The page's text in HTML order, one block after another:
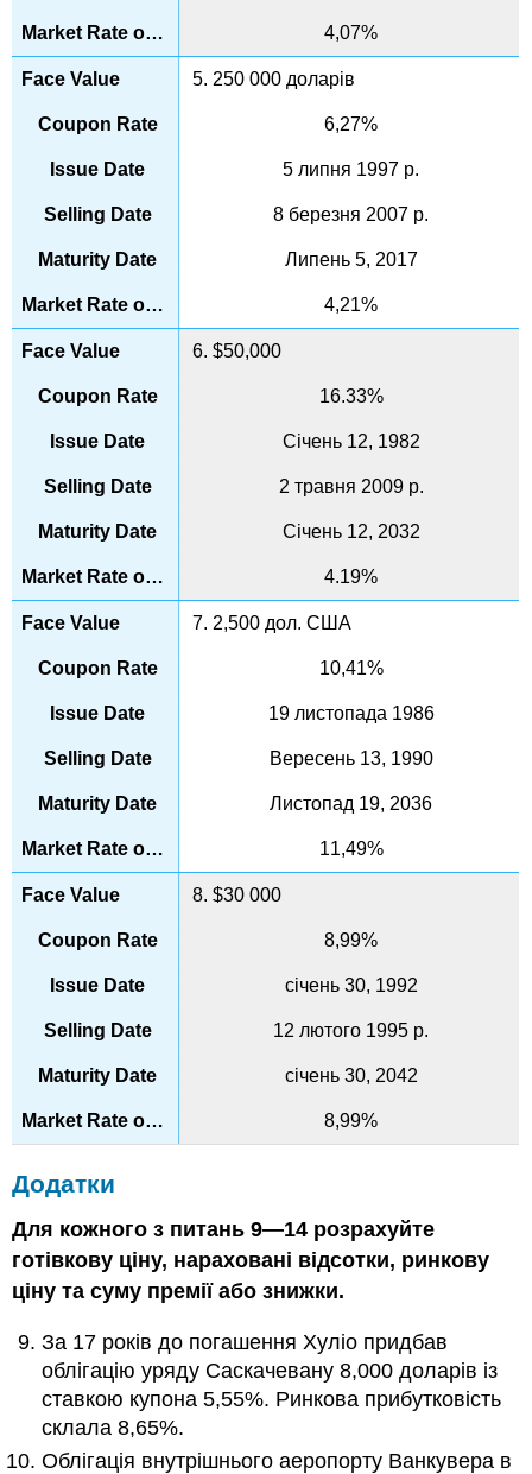
4,07%
5. 250 000 доларів
6,27%
5 липня 1997 р.
8 березня 2007 р.
Липень 5, 2017
4,21%
6. $50,000
16.33%
Січень 12, 1982
2 травня 2009 р.
Січень 12, 2032
4.19%
7. 2,500 дол. США
10,41%
19 листопада 1986
Вересень 13, 1990
Листопад 19, 2036
11,49%
8. $30 000
8,99%
січень 30, 1992
12 лютого 1995 р.
січень 30, 2042
8,99%
Додатки
Для кожного з питань 9—14 розрахуйте
готівкову ціну, нараховані відсотки, ринкову
ціну та суму премії або знижки.
За 17 років до погашення Хуліо придбав
облігацію уряду Саскачевану 8,000 доларів із
ставкою купона 5,55%. Ринкова прибутковість
склала 8,65%.
Облігація внутрішнього аеропорту Ванкувера в